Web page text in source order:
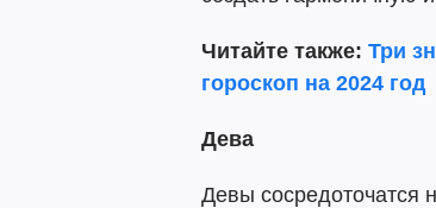
Читайте также: Три
гороскоп на 2024 год
Дева
Девы сосредоточатся